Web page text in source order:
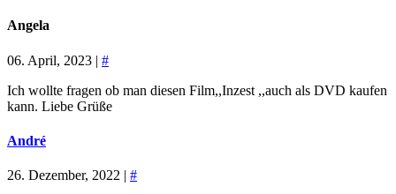
Angela
06. April, 2023 | #
Ich wollte fragen ob man diesen Film,,Inzest ,,auch als DVD kaufen
kann. Liebe Grüße
André
26. Dezember, 2022 | #